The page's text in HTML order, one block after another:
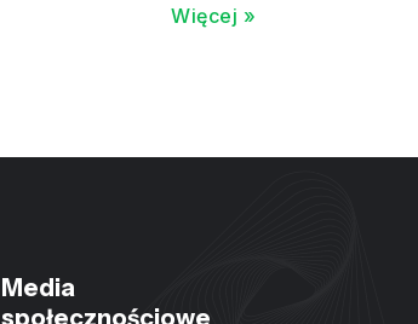
Więcej »
Media
społecznościowe